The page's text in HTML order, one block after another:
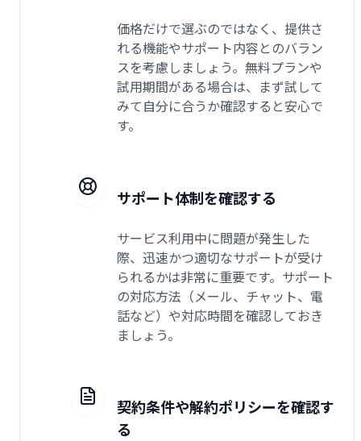
価格だけで選ぶのではなく、提供さ
れる機能やサポート内容とのバラン
スを考慮しましょう。無料プランや
試用期間がある場合は、まず試して
みて自分に合うか確認すると安心で
す。
サポート体制を確認する
サービス利用中に問題が発生した
際、迅速かつ適切なサポートが受け
られるかは非常に重要です。サポート
の対応方法（メール、チャット、電
話など）や対応時間を確認しておき
ましょう。
契約条件や解約ポリシーを確認す
る